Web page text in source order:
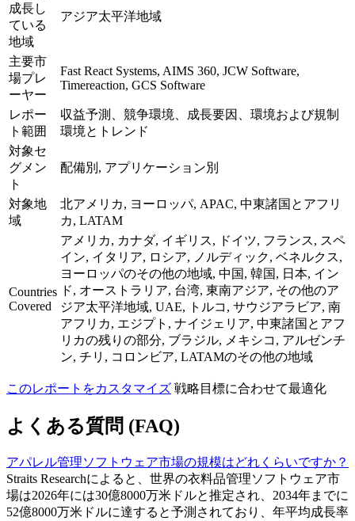
成長し
ている
地域
アジア太平洋地域
主要市
場プレ
ーヤー
Fast React Systems, AIMS 360, JCW Software,
Timereaction, GCS Software
レポー
ト範囲
収益予測、競争環境、成長要因、環境および規制
環境とトレンド
対象セ
グメン
ト
配備別, アプリケーション別
対象地
域
北アメリカ, ヨーロッパ, APAC, 中東諸国とアフリ
カ, LATAM
Countries
Covered
アメリカ, カナダ, イギリス, ドイツ, フランス, スペ
イン, イタリア, ロシア, ノルディック, ベネルクス,
ヨーロッパのその他の地域, 中国, 韓国, 日本, イン
ド, オーストラリア, 台湾, 東南アジア, その他のア
ジア太平洋地域, UAE, トルコ, サウジアラビア, 南
アフリカ, エジプト, ナイジェリア, 中東諸国とアフ
リカの残りの部分, ブラジル, メキシコ, アルゼンチ
ン, チリ, コロンビア, LATAMのその他の地域
このレポートをカスタマイズ 戦略目標に合わせて最適化
よくある質問 (FAQ)
アパレル管理ソフトウェア市場の規模はどれくらいですか？
Straits Researchによると、世界の衣料品管理ソフトウェア市
場は2026年には30億8000万米ドルと推定され、2034年までに
52億8000万米ドルに達すると予測されており、年平均成長率